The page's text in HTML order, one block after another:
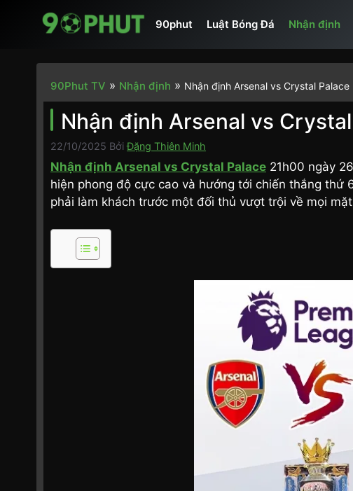
90phut Luật Bóng Đá Nhận định
90Phut TV » Nhận định » Nhận định Arsenal vs Crystal
Nhận định Arsenal vs
22/10/2025 BởiĐặng Thiên Minh
Nhận định Arsenal vs Crystal Palace 21h00 ngày
hiện phong độ cực cao và hướng tới chiến thắng thứ
phải làm khách trước một đối thủ vượt trội về mọi